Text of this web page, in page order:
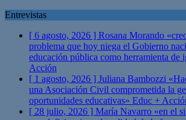
Entrevistas
[ 6 agosto, 2026 ] Rosana Morando
problema que hoy niega el Gobierno
educación pública como herramienta de
Acción
[ 1 agosto, 2026 ] Juliana Bambozzi
una Asociación Civil comprometida la
oportunidades educativas» Educ +
[ 28 julio, 2026 ] María Navarro «en el